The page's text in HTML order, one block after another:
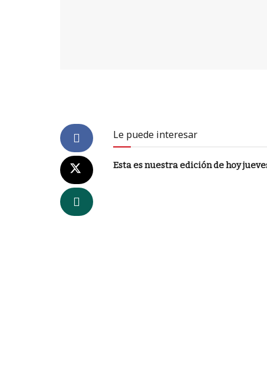
Le puede interesar
Esta es nuestra edición de hoy